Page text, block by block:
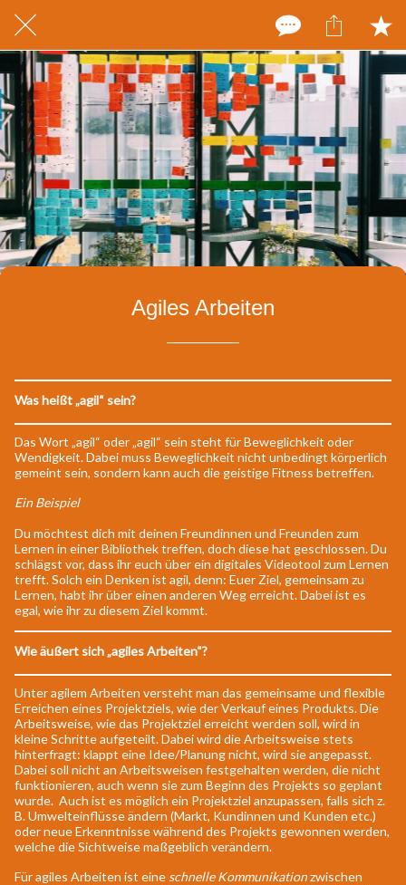
Agiles Arbeiten
Was heißt „agil“ sein?
Das Wort „agil“ oder „agil“ sein steht für Beweglichkeit oder
Wendigkeit. Dabei muss Beweglichkeit nicht unbedingt körperlich
gemeint sein, sondern kann auch die geistige Fitness betreffen.
Ein Beispiel
Du möchtest dich mit deinen Freundinnen und Freunden zum
Lernen in einer Bibliothek treffen, doch diese hat geschlossen. Du
schlägst vor, dass ihr euch über ein digitales Videotool zum Lernen
trefft. Solch ein Denken ist agil, denn: Euer Ziel, gemeinsam zu
Lernen, habt ihr über einen anderen Weg erreicht. Dabei ist es
egal, wie ihr zu diesem Ziel kommt.
Wie äußert sich „agiles Arbeiten“?
Unter agilem Arbeiten versteht man das gemeinsame und flexible
Erreichen eines Projektziels, wie der Verkauf eines Produkts. Die
Arbeitsweise, wie das Projektziel erreicht werden soll, wird in
kleine Schritte aufgeteilt. Dabei wird die Arbeitsweise stets
hinterfragt: klappt eine Idee/Planung nicht, wird sie angepasst.
Dabei soll nicht an Arbeitsweisen festgehalten werden, die nicht
funktionieren, auch wenn sie zum Beginn des Projekts so geplant
wurde. Auch ist es möglich ein Projektziel anzupassen, falls sich z.
B. Umwelteinflüsse ändern (Markt, Kundinnen und Kunden etc.)
oder neue Erkenntnisse während des Projekts gewonnen werden,
welche die Sichtweise maßgeblich verändern.
Für agiles Arbeiten ist eine schnelle Kommunikationzwischen